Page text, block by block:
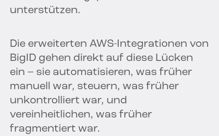
unterstützen.
Die erweiterten AWS-Integrationen von
BigID gehen direkt auf diese Lücken
ein – sie automatisieren, was früher
manuell war, steuern, was früher
unkontrolliert war, und
vereinheitlichen, was früher
fragmentiert war.